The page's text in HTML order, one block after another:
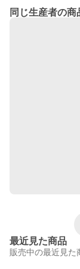
同じ生産者の商
最近見た商品
販売中の最近見た